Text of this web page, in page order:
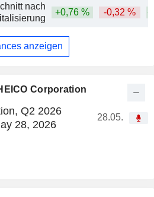
Corporation
Q2 2026
28, 2026
28.05.
nach
+0,76 % -0,32 %
anzeigen